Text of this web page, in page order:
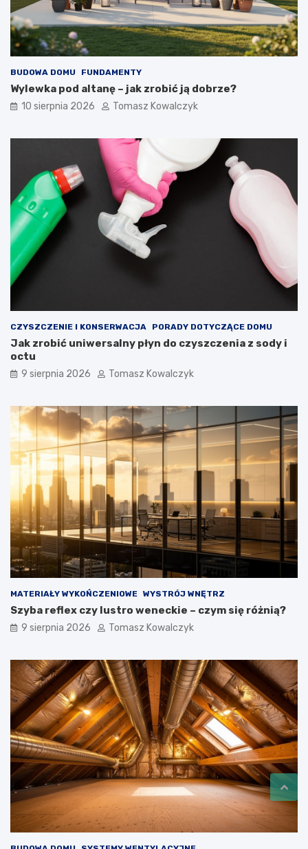
BUDOWA DOMU FUNDAMENTY
Wylewka pod altanę – jak zrobić ją dobrze?
10 sierpnia 2026 Tomasz Kowalczyk
CZYSZCZENIE I KONSERWACJA PORADY DOTYCZĄCE DOMU
Jak zrobić uniwersalny płyn do czyszczenia z sody i
octu
9 sierpnia 2026 Tomasz Kowalczyk
MATERIAŁY WYKOŃCZENIOWE WYSTRÓJ WNĘTRZ
Szyba reflex czy lustro weneckie – czym się różnią?
9 sierpnia 2026 Tomasz Kowalczyk